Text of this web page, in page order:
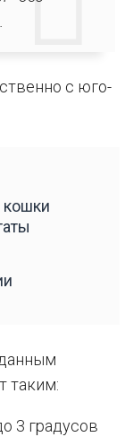
с юго-
кошки
таким:
3 градусов